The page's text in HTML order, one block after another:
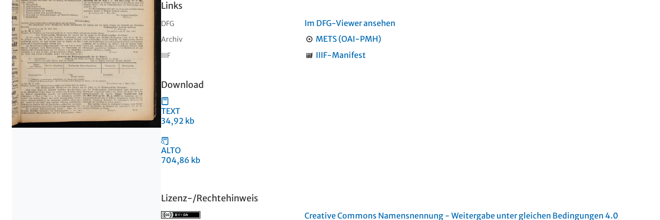
Links
DFG Im DFG-Viewer ansehen
Archiv METS (OAI-PMH)
IIIF IIIF-Manifest
Download
TEXT
34,92 kb
ALTO
704,86 kb
Lizenz-/Rechtehinweis
Creative Commons Namensnennung - Weitergabe unter gleichen Bedingungen 4.0